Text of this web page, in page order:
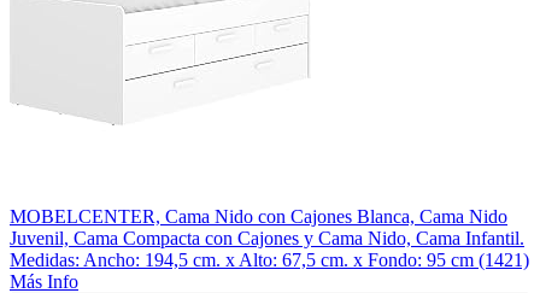
MOBELCENTER, Cama Nido con Cajones Blanca, Cama Nido
Juvenil, Cama Compacta con Cajones y Cama Nido, Cama Infantil.
Medidas: Ancho: 194,5 cm. x Alto: 67,5 cm. x Fondo: 95 cm (1421)
Más Info